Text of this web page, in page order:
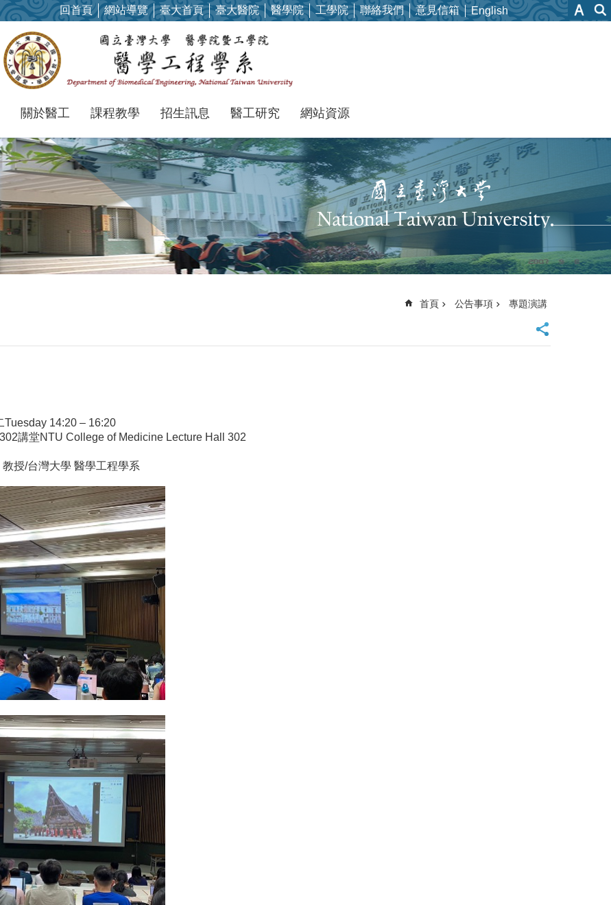
回首頁 網站導覽 臺大首頁 臺大醫院 醫學院 工學院 聯絡我們 意見信箱 English
關於醫工 課程教學 招生訊息 醫工研究 網站資源
首頁 公告事項 專題演講
Tuesday 14:20 – 16:20
講堂NTU College of Medicine Lecture Hall 302
授/台灣大學 醫學工程學系